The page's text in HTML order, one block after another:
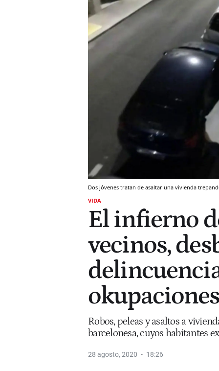
Dos jóvenes tratan de asaltar una vivienda
VIDA
El infierno
vecinos,
Robos, peleas y asaltos a
barcelonesa, cuyos habitantes
28 agosto, 2020 18:26